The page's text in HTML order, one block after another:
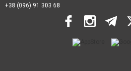
+38 (096) 91 303 68